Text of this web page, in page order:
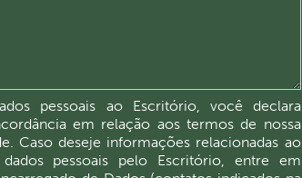
pessoais ao Escritório, você declara
em relação aos termos de nossa
Caso deseje informações relacionadas ao
pessoais pelo Escritório, entre em